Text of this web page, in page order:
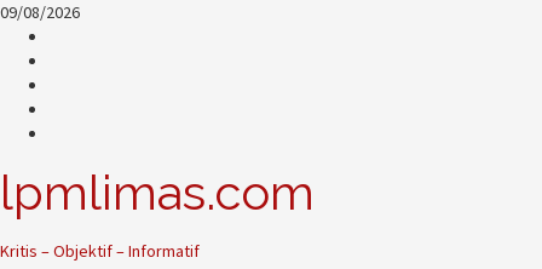
Skip
content
09/08/2026
lpmlimas.com
Kritis – Objektif – Informatif